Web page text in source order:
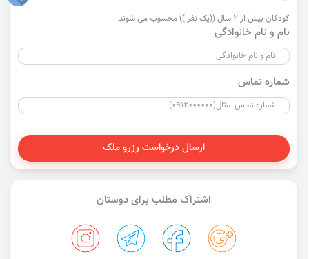
کودکان بیش از 2 سال ((یک نفر )) محسوب می شوند
نام و نام خانوادگی
شماره تماس
ارسال درخواست رزرو ملک
اشتراک مطلب برای دوستان